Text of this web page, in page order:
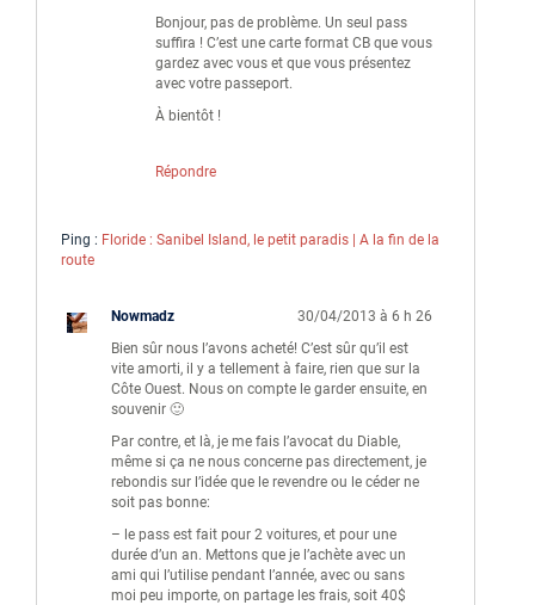
Bonjour, pas de problème. Un seul pass
suffira ! C’est une carte format CB que vous
gardez avec vous et que vous présentez
avec votre passeport.
À bientôt !
Répondre
Ping : Floride : Sanibel Island, le petit paradis | A la fin de la
route
Nowmadz
30/04/2013 à 6 h 26
Bien sûr nous l’avons acheté! C’est sûr qu’il est
vite amorti, il y a tellement à faire, rien que sur la
Côte Ouest. Nous on compte le garder ensuite, en
souvenir 🙂
Par contre, et là, je me fais l’avocat du Diable,
même si ça ne nous concerne pas directement, je
rebondis sur l’idée que le revendre ou le céder ne
soit pas bonne:
– le pass est fait pour 2 voitures, et pour une
durée d’un an. Mettons que je l’achète avec un
ami qui l’utilise pendant l’année, avec ou sans
moi peu importe, on partage les frais, soit 40$